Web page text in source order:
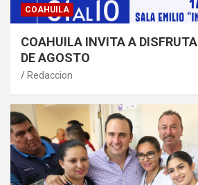
COAHUILA
COAHUILA INVITA A
DE AGOSTO
Redaccion